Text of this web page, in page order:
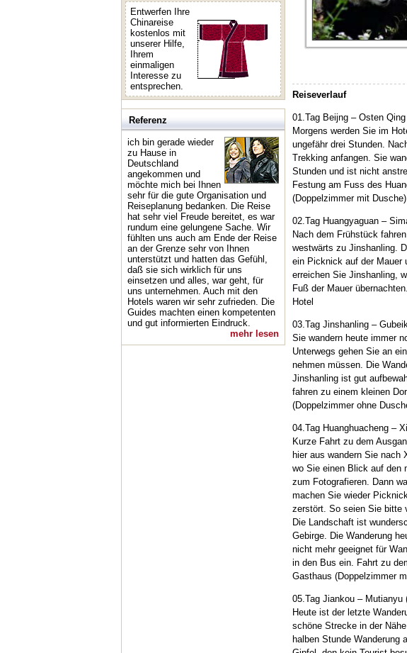
Entwerfen Ihre
Chinareise
kostenlos mit
unserer Hilfe,
Ihrem
einmaligen
Interesse zu
entsprechen.
Referenz
ich bin gerade wieder
zu Hause in
Deutschland
angekommen und
möchte mich bei Ihnen
sehr für die gute Organisation und
Reiseplanung bedanken. Die Reise
hat sehr viel Freude bereitet, es war
rundum eine gelungene Sache. Wir
fühlten uns auch am Ende der Reise
an der Grenze sehr von Ihnen
unterstützt und hatten das Gefühl,
daß sie sich wirklich für uns
einsetzen und alles, war geht, für
uns unternehmen. Auch mit den
Hotels waren wir sehr zufrieden. Die
Guides machten einen kompetenten
und gut informierten Eindruck.
mehr lesen
Reiseverlauf
01.Tag Beijng – Osten
Morgens werden Sie im
ungefähr drei Stunden.
Trekking anfangen. Sie
Stunden und ist nicht
Festung am Fuss des
(Doppelzimmer mit Dusche)
02.Tag Huangyaguan –
Nach dem Frühstück
westwärts zu Jinshanling.
ein Picknick auf der Mauer
erreichen Sie Jinshanling,
Fuß der Mauer
Hotel
03.Tag Jinshanling –
Sie wandern heute immer
Unterwegs gehen Sie an
nehmen müssen. Die
Jinshanling ist gut
fahren zu einem kleinen
(Doppelzimmer ohne
04.Tag Huanghuacheng –
Kurze Fahrt zu dem
hier aus wandern Sie nach
wo Sie einen Blick auf den
zum Fotografieren. Dann
machen Sie wieder
zerstört. So seien Sie bitte
Die Landschaft ist
Gebirge. Die Wanderung
nicht mehr geeignet für
in den Bus ein. Fahrt zu
Gasthaus (Doppelzimmer
05.Tag Jiankou –
Heute ist der letzte
schöne Strecke in der
halben Stunde Wanderung